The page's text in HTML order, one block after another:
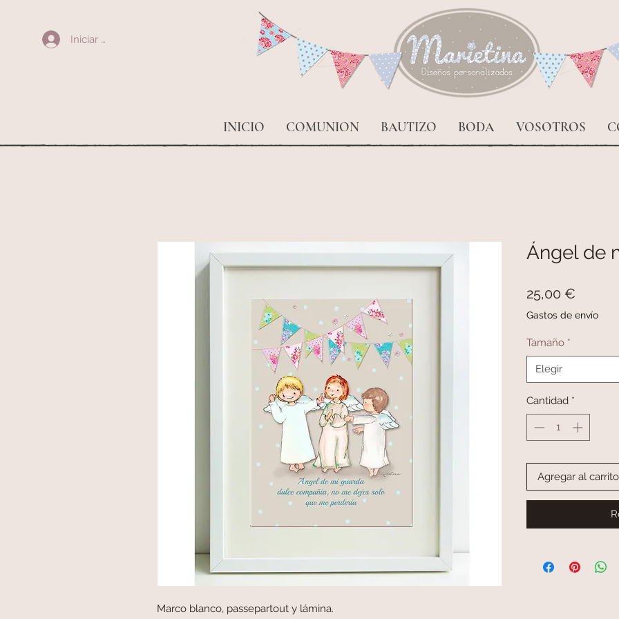
Iniciar sesión
INICIO COMUNION BAUTIZO BODA VOSOTROS
Marco blanco, passepartout y lámina.
Ángel de
25,00 €
Gastos de envío
Tamaño *
Elegir
Cantidad *
Agregar al carrito